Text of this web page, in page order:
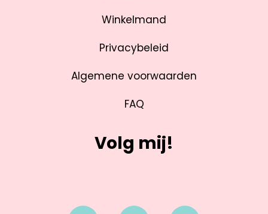
Winkelmand
Privacybeleid
Algemene voorwaarden
FAQ
Volg mij!